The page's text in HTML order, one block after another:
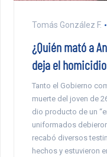
Tomás González F.
¿Quién mató a
deja el
Tanto el Gobierno
muerte del joven de
dio producto de un
uniformados
recabó diversos
hechos y estuvieron